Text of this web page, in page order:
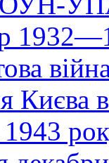
Києва
1943